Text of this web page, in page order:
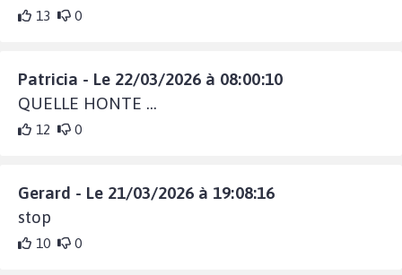
13 0
Patricia - Le 22/03/2026 à 08:00:10
QUELLE HONTE ...
12 0
Gerard - Le 21/03/2026 à 19:08:16
stop
10 0